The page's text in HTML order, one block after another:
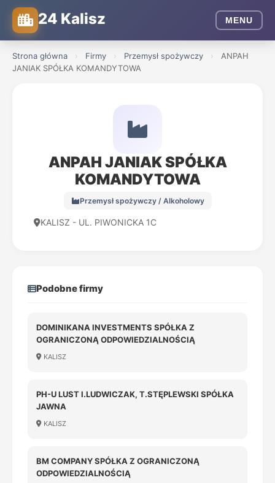
24 Kalisz MENU
Strona główna › Firmy › Przemysł spożywczy ›
ANPAH
JANIAK SPÓŁKA KOMANDYTOWA
ANPAH JANIAK SPÓŁKA
KOMANDYTOWA
Przemysł spożywczy / Alkoholowy
KALISZ - UL. PIWONICKA 1C
Podobne firmy
DOMINIKANA INVESTMENTS SPÓŁKA Z
OGRANICZONĄ ODPOWIEDZIALNOŚCIĄ
KALISZ
PH-U LUST I.LUDWICZAK, T.STĘPLEWSKI SPÓŁKA
JAWNA
KALISZ
BM COMPANY SPÓŁKA Z OGRANICZONĄ
ODPOWIEDZIALNOŚCIĄ